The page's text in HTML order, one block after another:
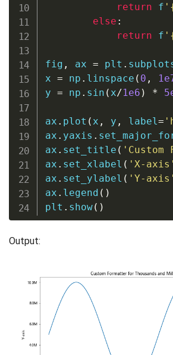
return f '
else :
return
f '
fig , ax = plt .
x = np . linspace ( 0 ,
y = np . sin ( x/1e6 ) *
ax . plot ( x , y , label =
ax . yaxis .
ax . set_title (
ax . set_xlabel ( 'X-axis'
ax . set_ylabel ( 'Y-axis'
ax . legend ( )
plt . show( )
Output: